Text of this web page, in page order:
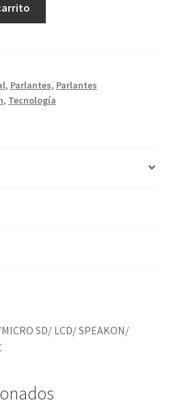
, Parlantes, Parlantes
, Tecnología
SD/ LCD/ SPEAKON/